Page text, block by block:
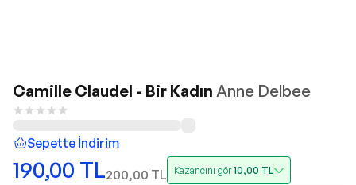
Camille Claudel - Bir Kadın Anne Delbee
Sepette İndirim
190,00 TL200,00 TL Kazancını gör10,00 TL